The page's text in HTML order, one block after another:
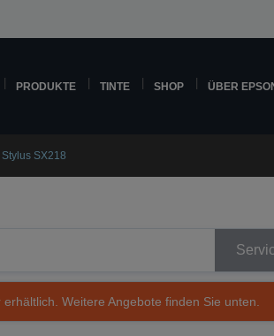
PRODUKTE TINTE SHOP ÜBER
Stylus SX218
Weitere Angebote finden Sie unten.